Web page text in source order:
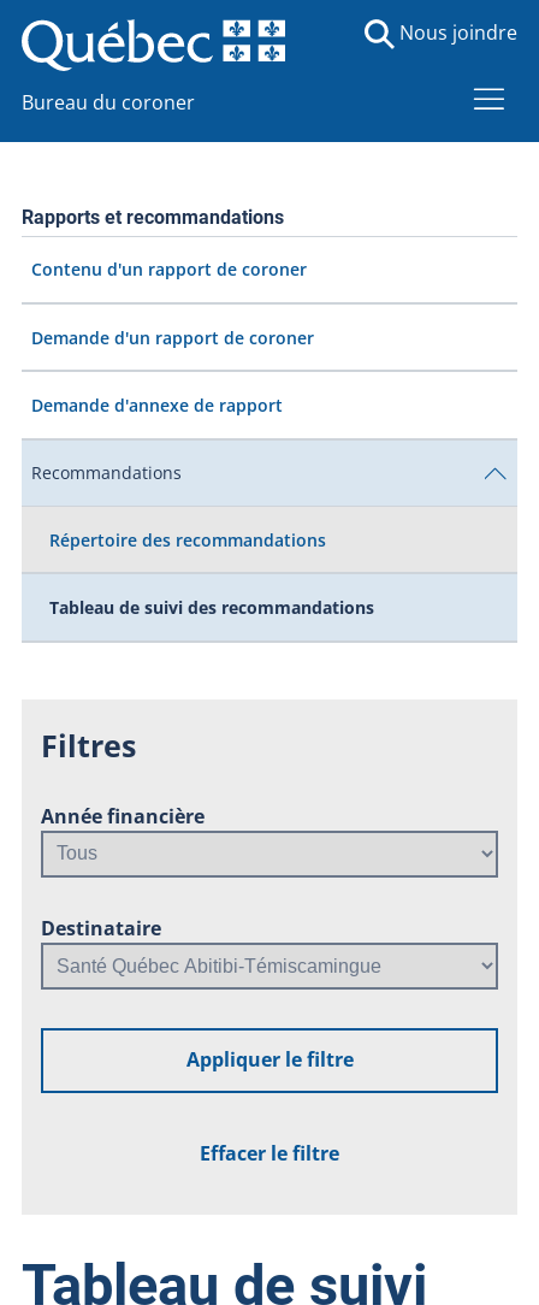
Bureau du coroner
Nous joindre
Rapports et recommandations
Contenu d'un rapport de coroner
Demande d'un rapport de coroner
Demande d'annexe de rapport
Recommandations
Répertoire des recommandations
Tableau de suivi des recommandations
Filtres
Année financière
Destinataire
Appliquer le filtre
Effacer le filtre
Tableau de suivi